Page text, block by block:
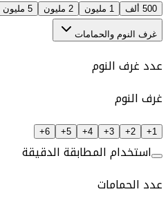
500 ألف 1 مليون 2 مليون 5 مليون
غرف النوم والحمامات
عدد غرف النوم
غرف النوم
1+
2+
3+
4+
5+
6+
استخدام المطابقة الدقيقة
عدد الحمامات